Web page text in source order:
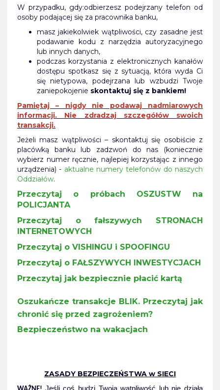
W przypadku, gdy:odbierzesz podejrzany telefon od
osoby podającej się za pracownika banku,
masz jakiekolwiek wątpliwości, czy zasadne jest
podawanie kodu z narzędzia autoryzacyjnego
lub innych danych,
podczas korzystania z elektronicznych kanałów
dostępu spotkasz się z sytuacją, która wyda Ci
się nietypowa, podejrzana lub wzbudzi Twoje
zaniepokojenie skontaktuj się z bankiem!
Pamiętaj – nigdy nie podawaj nadmiarowych
informacji. Nie zdradzaj szczegółów swoich
transakcji.
Jeżeli masz wątpliwości – skontaktuj się osobiście z
placówką banku lub zadzwoń do nas (koniecznie
wybierz numer ręcznie, najlepiej korzystając z innego
urządzenia) - aktualne numery telefonów do naszych
Oddziałów.
Przeczytaj o próbach OSZUSTW na
POLICJANTA
Przeczytaj o fałszywych STRONACH
INTERNETOWYCH
Przeczytaj o VISHINGU i SPOOFINGU
Przeczytaj o FAŁSZYWYCH INWESTYCJACH
Przeczytaj jak bezpiecznie płacić kartą
Oszukańcze transakcje BLIK. Przeczytaj jak
chronić się przed zagrożeniem?
Bezpieczeństwo na wakacjach
ZASADY BEZPIECZEŃSTWA w SIECI
Jeśli coś budzi Twoją wątpliwość lub nie działa